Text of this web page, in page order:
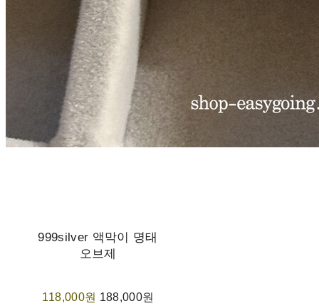
999silver 액막이 명태
오브제
118,000원 188,000원